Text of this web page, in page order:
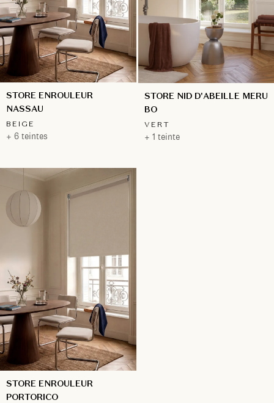
STORE ENROULEUR
NASSAU
BEIGE
+ 6 teintes
STORE NID D'ABEILLE MERU
BO
VERT
+ 1 teinte
STORE ENROULEUR
PORTORICO